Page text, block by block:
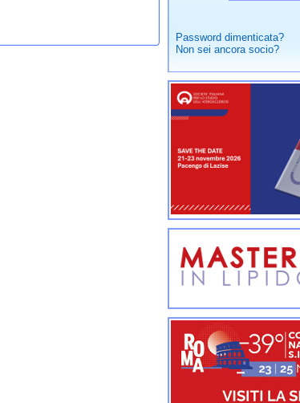
Password dimenticata?
Non sei ancora socio?